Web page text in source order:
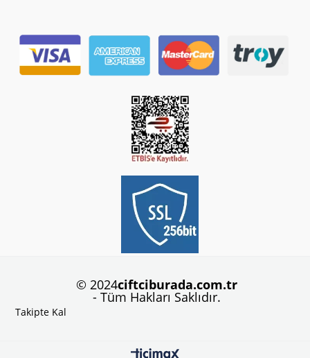
© 2024ciftciburada.com.tr
- Tüm Hakları Saklıdır.
Takipte Kal